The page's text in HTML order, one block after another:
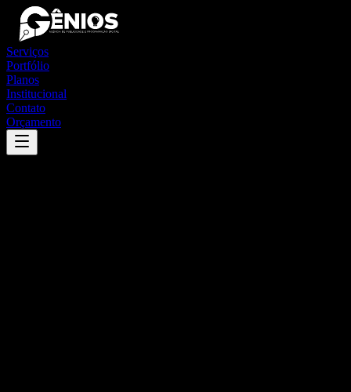
Serviços
Portfólio
Planos
Institucional
Contato
Orçamento